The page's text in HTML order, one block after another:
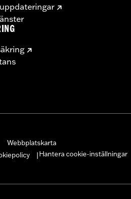
Webbplatskarta
Hantera cookie-inställningar